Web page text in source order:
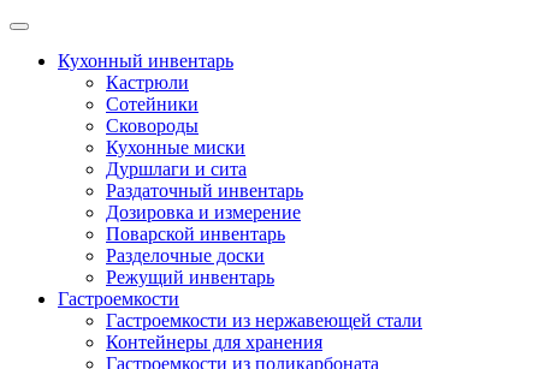
Skip
contentКухонный инвентарь
Кастрюли
Сотейники
Сковороды
Кухонные миски
Дуршлаги и сита
Раздаточный инвентарь
Дозировка и измерение
Поварской инвентарь
Разделочные доски
Режущий инвентарь
Гастроемкости
Гастроемкости из нержавеющей стали
Контейнеры для хранения
Гастроемкости из поликарбоната